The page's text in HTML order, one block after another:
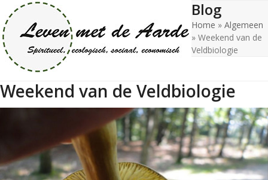
Skip
to
content
Open
mobile
menu
Close
mobile
menu
Blog
Home » Algemeen
» Weekend van de
Veldbiologie
Weekend van de Veldbiologie